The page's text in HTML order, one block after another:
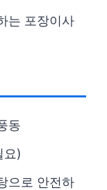
는 포장이사
동
요)
으로 안전하